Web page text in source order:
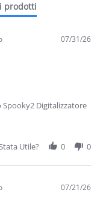
prodotti
07/31/26
2026
Digitalizzatore
Utile? 0 0
07/21/26